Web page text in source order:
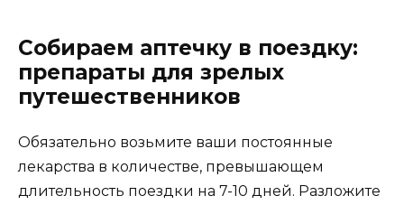
Собираем аптечку в поездку:
препараты для зрелых
путешественников
Обязательно возьмите ваши постоянные
лекарства в количестве, превышающем
длительность поездки на 7-10 дней. Разложите